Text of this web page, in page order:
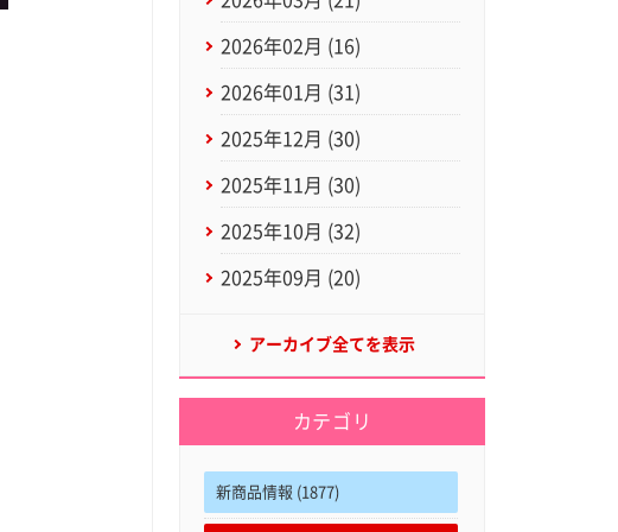
2026年02月 (16)
2026年01月 (31)
2025年12月 (30)
2025年11月 (30)
2025年10月 (32)
2025年09月 (20)
アーカイブ全てを表示
カテゴリ
新商品情報 (1877)